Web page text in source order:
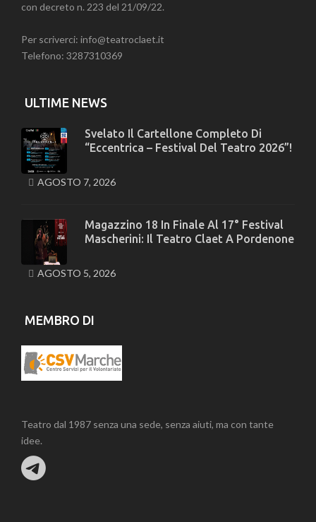
con decreto n. 223 del 21/09/22.
Per scriverci: info@teatroclaet.it
Telefono: 3287310369
ULTIME NEWS
Svelato Il Cartellone Completo Di
“Eccentrica – Festival Del Teatro 2026”!
AGOSTO 7, 2026
Magazzino 18 In Finale Al 17° Festival
Mascherini: Il Teatro Claet A Pordenone
AGOSTO 5, 2026
MEMBRO DI
Teatro dal 1987 senza una sede, senza aiuti, ma con tante
idee.